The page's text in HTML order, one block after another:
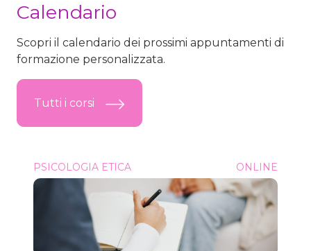
Calendario
Scopri il calendario dei prossimi appuntamenti di
formazione personalizzata.
Tutti i corsi
Sessuologia &#8211; Senologia in Pillole
PSICOLOGIA ETICA ONLINE